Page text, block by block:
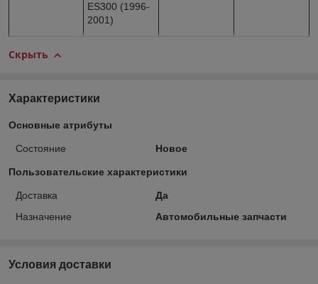
ES300 (1996-
2001)
Скрыть
Характеристики
Основные атрибуты
Состояние Новое
Пользовательские характеристики
Доставка
Да
Назначение
Автомобильные запчасти
Условия доставки